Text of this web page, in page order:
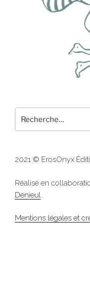
pour
2021 © ErosOnyx
Réalisé en
Denieul
Mentions légales et